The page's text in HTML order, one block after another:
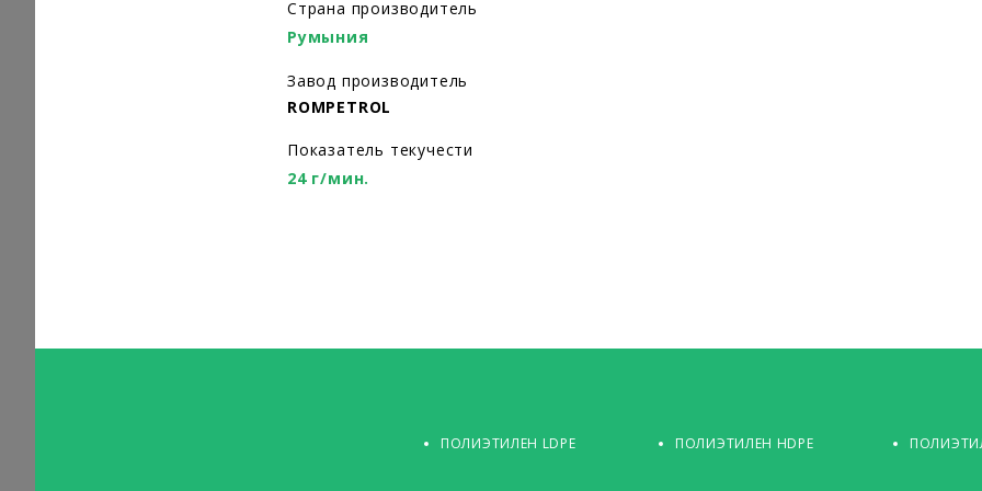
Страна производитель
Румыния
Завод производитель
ROMPETROL
Показатель текучести
24 г/мин.
ПОЛИЭТИЛЕН LDPE ПОЛИЭТИЛЕН HDPE